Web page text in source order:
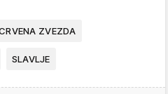
ZVEZDA
SLAVLJE